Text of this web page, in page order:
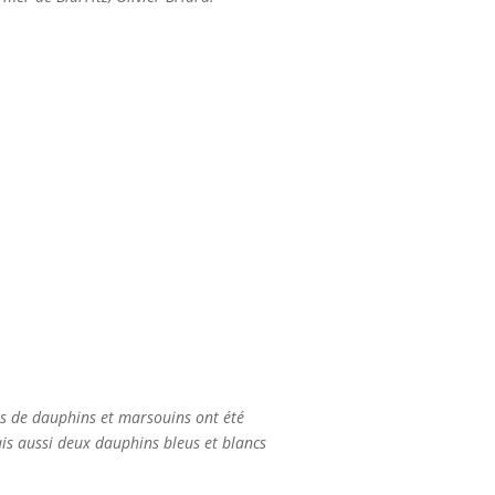
de dauphins et marsouins ont été
aussi deux dauphins bleus et blancs